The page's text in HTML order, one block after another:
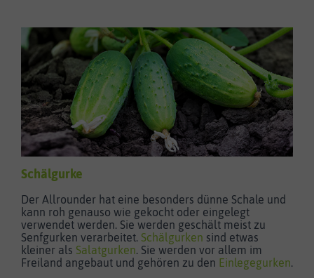
Schälgurke
Der Allrounder hat eine besonders dünne Schale und
kann roh genauso wie gekocht oder eingelegt
verwendet werden. Sie werden geschält meist zu
Senfgurken verarbeitet. Schälgurken sind etwas
kleiner als Salatgurken. Sie werden vor allem im
Freiland angebaut und gehören zu den Einlegegurken.